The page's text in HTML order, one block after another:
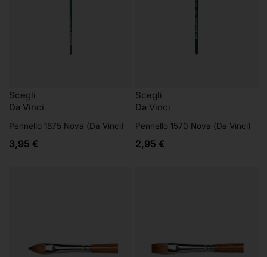
Scegli
Da Vinci
Pennello 1875 Nova (Da Vinci)
3,95 €
Scegli
Da Vinci
Pennello 1570 Nova (Da Vinci)
2,95 €